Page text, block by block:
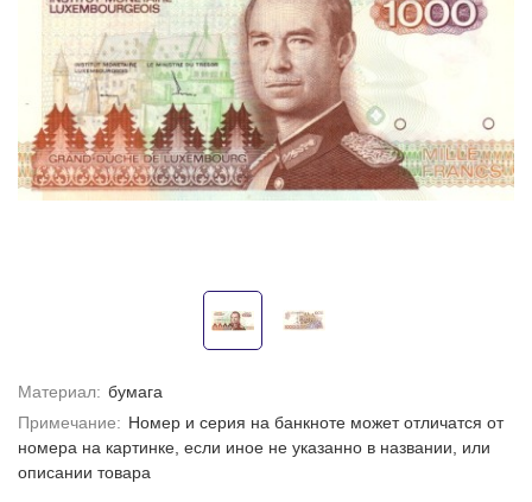
Материал: бумага
Примечание: Номер и серия на банкноте может отличатся от
номера на картинке, если иное не указанно в названии, или
описании товара